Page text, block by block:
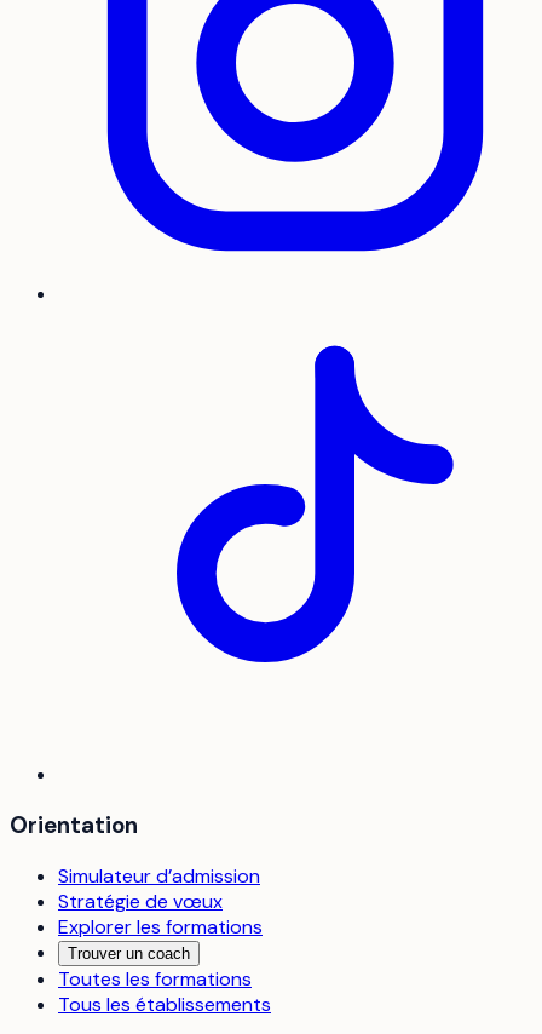
Orientation
Simulateur d’admission
Stratégie de vœux
Explorer les formations
Trouver un coach
Toutes les formations
Tous les établissements